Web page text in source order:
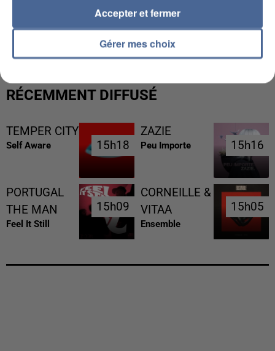
L’UN DES FONDATEURS SUPPOSÉS DE LA DZ
MAFIA INTERPELLÉ EN ALGÉRIE
RÉCEMMENT DIFFUSÉ
TEMPER CITY
Self Aware 15h18
15h18
ZAZIE
Peu Importe 15h16
15h16
PORTUGAL
THE MAN
Feel It Still
15h09
15h09
CORNEILLE &
VITAA
Ensemble
15h05
15h05
Gérer mes choix
Accepter et fermer